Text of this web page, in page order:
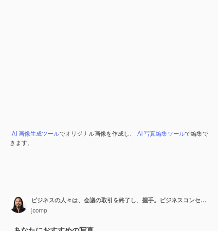
AI 画像生成ツールでオリジナル画像を作成し、 AI 写真編集ツールで編集で
きます。
ビジネスの人々は、会議の取引を終了し、握手。ビジネスコンセプト。
jcomp